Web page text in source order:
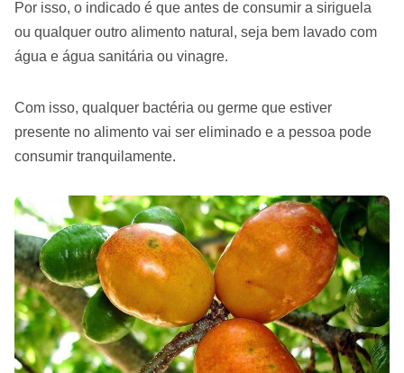
Por isso, o indicado é que antes de consumir a siriguela
ou qualquer outro alimento natural, seja bem lavado com
água e água sanitária ou vinagre.
Com isso, qualquer bactéria ou germe que estiver
presente no alimento vai ser eliminado e a pessoa pode
consumir tranquilamente.